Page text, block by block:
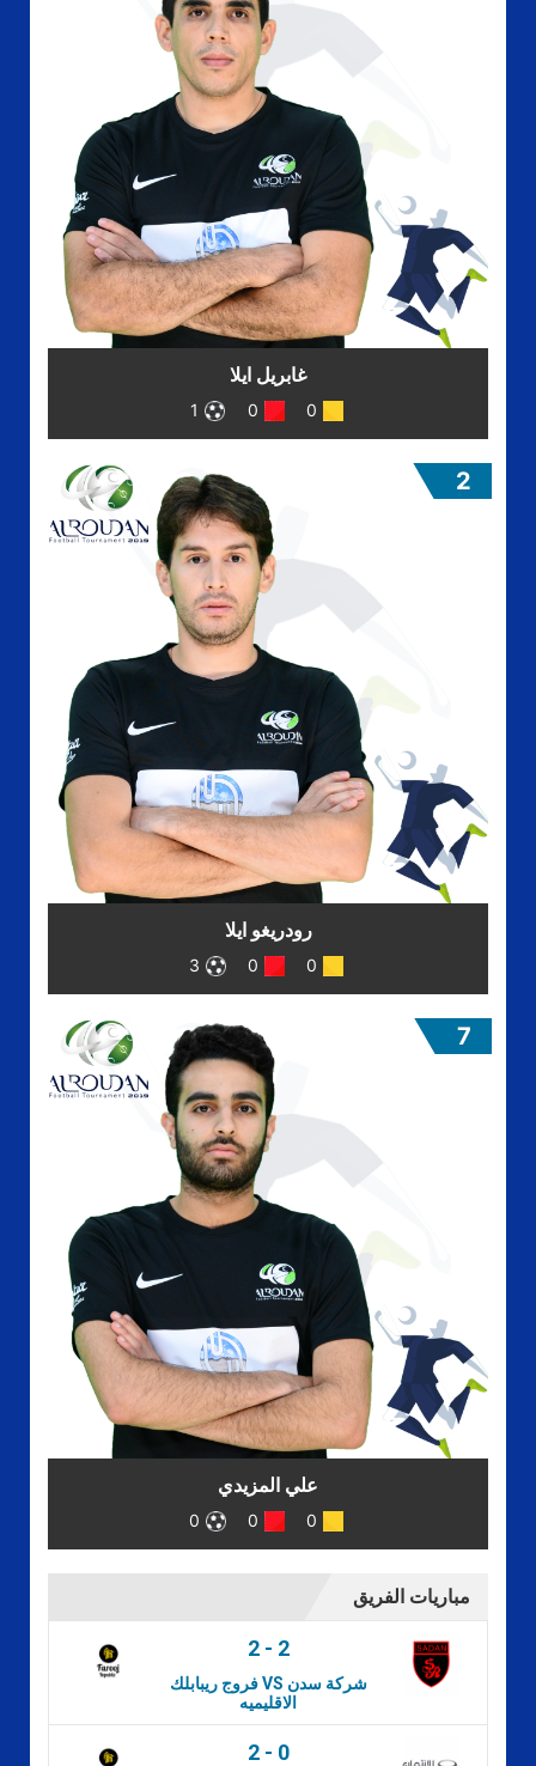
غابريل ايلا
0
0
1
رودريغو ايلا
0
0
3
2
علي المزيدي
0
0
0
7
مباريات الفريق
2- 2
فروج ريبابلك VS شركة سدن
الاقليميه
2- 0